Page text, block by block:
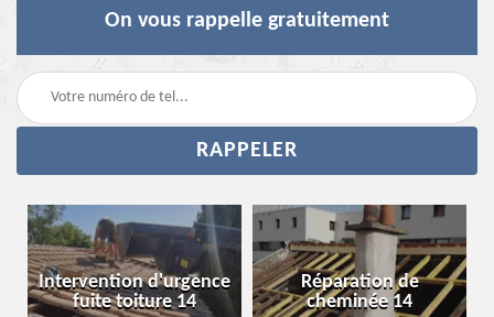
On vous rappelle gratuitement
Intervention d'urgence
fuite toiture 14
Réparation de
cheminée 14